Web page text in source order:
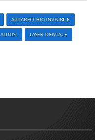
APPARECCHIO INVISIBILE
ALITOSI LASER DENTALE